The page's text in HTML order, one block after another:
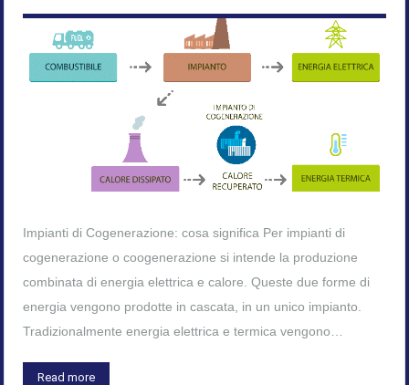
Impianti di Cogenerazione: cosa significa Per impianti di
cogenerazione o coogenerazione si intende la produzione
combinata di energia elettrica e calore. Queste due forme di
energia vengono prodotte in cascata, in un unico impianto.
Tradizionalmente energia elettrica e termica vengono…
Read more